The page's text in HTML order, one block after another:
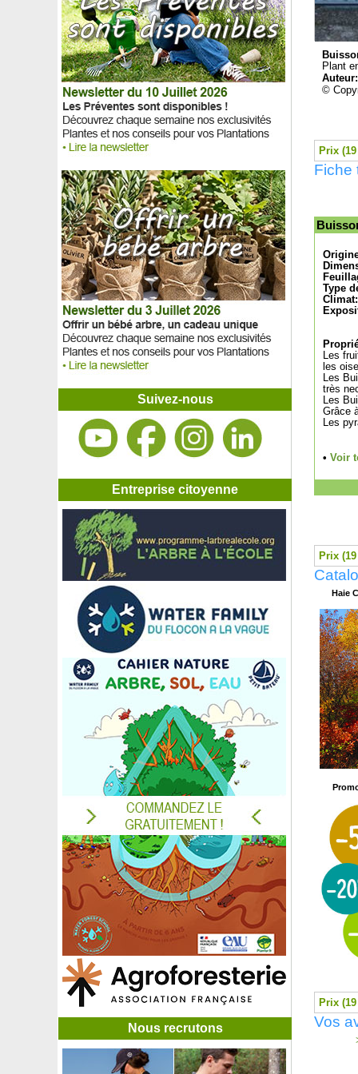
Camomille marocaine, Pyrèthre d'Afrique
Campanule des carpates Blanche
Campanule des carpates Bleue
Campanule des murets Blanche
Campanule des murs Bleue
Campanule pyramidale Blanche
Campanule pyramidale Bleue
Camphrier
Canna comestible
Canne à pêche des anges
Câprier commun
Caraganier de Sibérie, Caragana arborescens
Caroubier
Caryer lacinié, Caryer écailleux
Caseille 'Josta'
Cassia corymbosa
Cassia floribonde
Cassissier
Cassissier blanc autofertile
Cassissier nain autofertile
Castanopsis Cuspidata
Catalpa boule
Ceanothe de Burkwood
Ceanothe rampant
Céanothe rose
Cédratier Main de Bouddha
Cèdre bleu pleureur de l'Atlas
Cèdre de l'Himalaya
Cèdre du Japon
Cèdre du Liban
Cerfeuil
Cerisier à fleurs nain 'Kojo No Mai'
Cerisier à grappes
Cerisier Bigarreau Burlat
Cerisier Bigarreau Géant d'Hedelfingen
Cerisier Bigarreau Napoléon
Cerisier Bigarreau Summit
Cerisier Bigarreau Tardif de Vignola
Cerisier Coeur de pigeon
Cerisier de Mandchourie 'Amber Beauty'
Cerisier de Sainte-Lucie
Cerisier de Sargent
Cerisier du Japon à port colonnaire 'Amanogawa'
Cerisier du Japon 'Kanzan'
Cerisier du Japon pleureur 'Kiku-shidare-zakura'
Cerisier du Nankin, Ragouminier Baies blanches
Cerisier du Nankin, Ragouminier Baies rouges
Cerisier Griotte de Montmorency
Cerisier Guin
Cerisier nain autofertile 'Cherry Baby'
Cerisier nain autofertile Griotte
Cestreau, Jasmin rouge
Charme commun, Charmille
Charme Commun Truffier - Tuber Melanosporum
Charme Commun Truffier - Tuber Uncinatum
Charme fastigié
Charme houblon
Châtaignier
Chêne à écorce de cerisier
Chêne à feuilles de bambou
Chêne à feuilles de laurier
Chêne à feuilles de Saule
Chêne à gros glands
Suivez-nous
Entreprise citoyenne
Nous recrutons
Plant
Auteur:
©
Prix
Fiche
Type
Climat:
Les
les
Les
très
Les
Grâce
Les
• Voir
Prix
Haie
Prix
Vos